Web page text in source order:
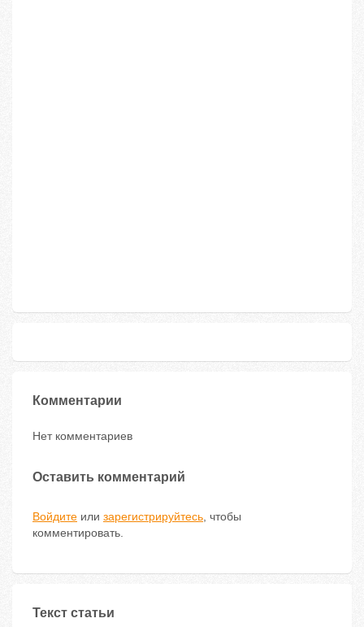
Комментарии
Нет комментариев
Оставить комментарий
Войдите или зарегистрируйтесь, чтобы
комментировать.
Текст статьи